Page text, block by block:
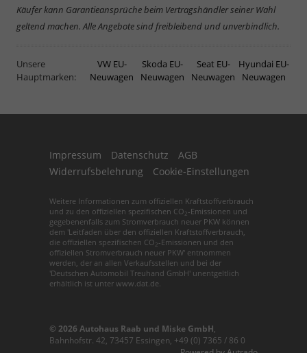
Käufer kann Garantieansprüche beim Vertragshändler seiner Wahl
geltend machen. Alle Angebote sind freibleibend und unverbindlich.
Unsere
Hauptmarken:
VW EU-
Neuwagen
Skoda EU-
Neuwagen
Seat EU-
Neuwagen
Hyundai EU-
Neuwagen
Impressum Datenschutz
AGB
Widerrufsbelehrung
Cookie-Einstellungen
Weitere Informationen zum offiziellen Kraftstoffverbrauch
und zu den offiziellen spezifischen CO2 -Emissionen und
gegebenenfalls zum Stromverbrauch neuer PKW können
dem 'Leitfaden über den offiziellen Kraftstoffverbrauch,
die offiziellen spezifischen CO2 -Emissionen und den
offiziellen Stromverbrauch neuer PKW' entnommen
werden, der an allen Verkaufsstellen und bei der
'Deutschen Automobil Treuhand GmbH' unentgeltlich
erhältlich ist unter www.dat.de.
© 2026 Autohaus Raab und Miske GmbH,
Bahnhofstr. 42, 73457 Essingen, +49 (0) 7365 / 86 0